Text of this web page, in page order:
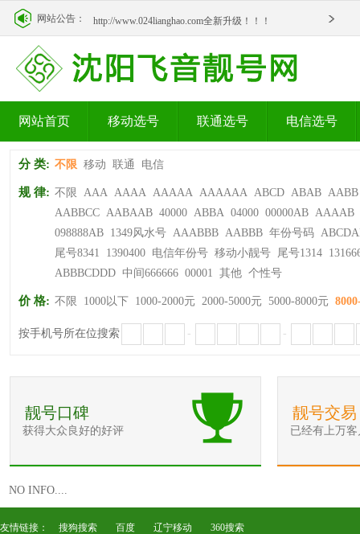
网站公告： http://www.024lianghao.com全新升级！！！
网站首页 移动选号 联通选号 电信选号
分 类: 不限 移动 联通 电信
规 律: 不限 AAA AAAA AAAAA AAAAAA ABCD ABAB AABB
AABBCC AABAAB 40000 ABBA 04000 00000AB AAAAB
098888AB 1349风水号 AAABBB AABBB 年份号码
尾号8341
1390400 电信年份号 移动小靓号 尾号1314
ABBBCDDD 中间666666 00001 其他 个性号
价 格: 不限 1000以下 1000-2000元 2000-5000元 5000-8000元
按手机号所在位搜索 - -
靓号口碑
获得大众良好的好评
靓号交易
已经有上万
NO INFO....
友情链接： 搜狗搜索 百度 辽宁移动 360搜索